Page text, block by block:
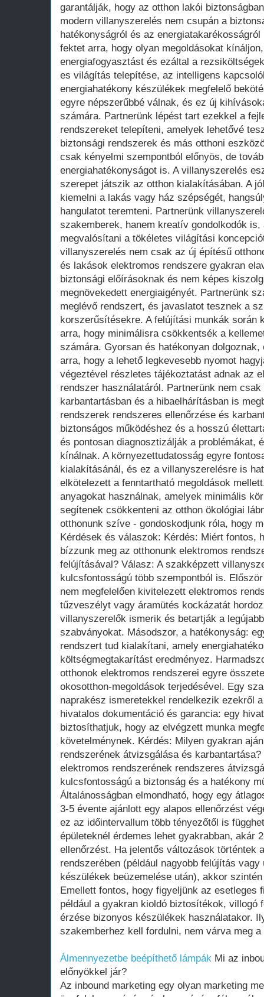
Álmennyezetbe beépíthető lámpák Mi az
előnyökkel jár?
Az inbound marketing egy olyan marketing